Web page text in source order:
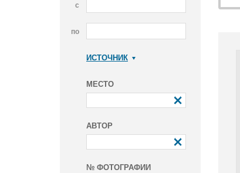
с
по
ИСТОЧНИК
МЕСТО
АВТОР
№ ФОТОГРАФИИ